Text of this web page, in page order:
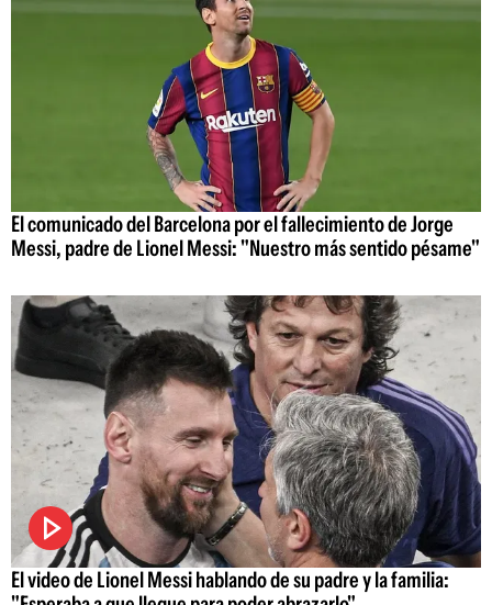
El comunicado del Barcelona por el fallecimiento de Jorge
Messi, padre de Lionel Messi: "Nuestro más sentido pésame"
El video de Lionel Messi hablando de su padre y la familia: